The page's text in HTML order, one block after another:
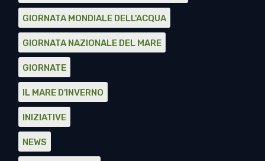
GIORNATA MONDIALE DELL'ACQUA
GIORNATA NAZIONALE DEL MARE
GIORNATE
IL MARE D'INVERNO
INIZIATIVE
NEWS